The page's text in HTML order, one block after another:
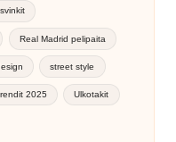
Real Madrid pelipaita
street style
2025 Ulkotakit